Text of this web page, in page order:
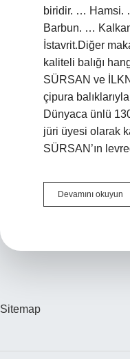
biridir. …
Barbun. …
İstavrit.Diğer
kaliteli balığı
SÜRSAN ve
çipura
Dünyaca ünlü
jüri üyesi olarak
SÜRSAN’ın
Devamını okuyun
Sitemap